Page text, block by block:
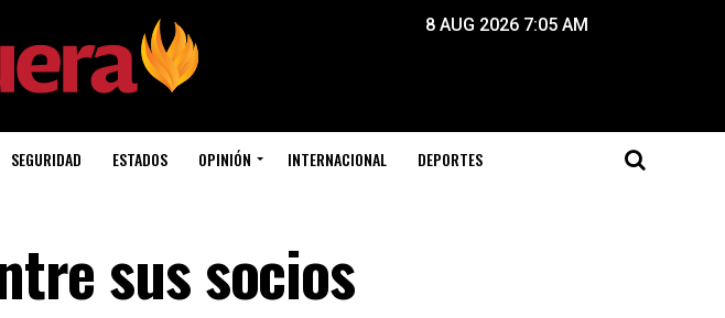
8 AUG 2026 7:05 AM
SEGURIDAD ESTADOS OPINIÓN INTERNACIONAL DEPORTES
sus socios